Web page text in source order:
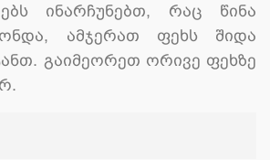
ინარჩუნებთ, რაც წინა
ამჯერათ ფეხს შიდა
გაიმეორეთ ორივე ფეხზე